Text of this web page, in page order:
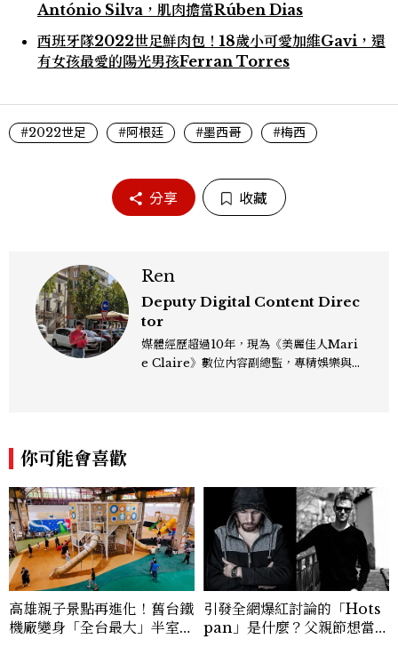
António Silva，肌肉擔當Rúben Dias
西班牙隊2022世足鮮肉包！18歲小可愛加維Gavi，還
有女孩最愛的陽光男孩Ferran Torres
#2022世足 #阿根廷 #墨西哥 #梅西
分享 收藏
Ren
Deputy Digital Content Direc
tor
媒體經歷超過10年，現為《美麗佳人Mari
e Claire》數位內容副總監，專精娛樂與
你可能會喜歡
高雄親子景點再進化！舊台鐵
機廠變身「全台最大」半室內
引發全網爆紅討論的「Hots
pan」是什麼？父親節想當天